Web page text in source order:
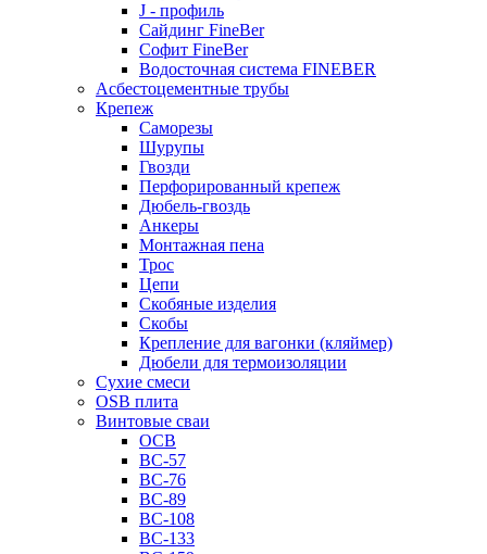
J - профиль
Сайдинг FineBer
Софит FineBer
Водосточная система FINEBER
Асбестоцементные трубы
Крепеж
Саморезы
Шурупы
Гвозди
Перфорированный крепеж
Дюбель-гвоздь
Анкеры
Монтажная пена
Трос
Цепи
Скобяные изделия
Скобы
Крепление для вагонки (кляймер)
Дюбели для термоизоляции
Сухие смеси
OSB плита
Винтовые сваи
ОСВ
ВС-57
ВС-76
ВС-89
ВС-108
ВС-133